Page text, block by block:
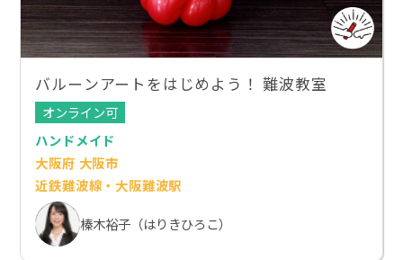
バルーンアートをはじめよう！ 難波教室
オンライン可
ハンドメイド
大阪府 大阪市
近鉄難波線・大阪難波駅
榛木裕子（はりきひろこ）